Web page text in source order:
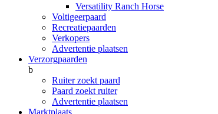
Versatility Ranch Horse
Voltigeerpaard
Recreatiepaarden
Verkopers
Advertentie plaatsen
Verzorgpaarden
b
Ruiter zoekt paard
Paard zoekt ruiter
Advertentie plaatsen
Marktplaats